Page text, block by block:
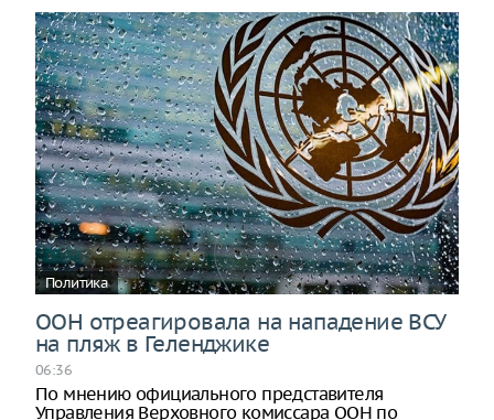
Политика
ООН отреагировала на нападение ВСУ
на пляж в Геленджике
06:36
По мнению официального представителя
Управления Верховного комиссара ООН по